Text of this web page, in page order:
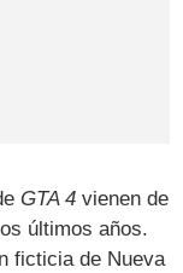
GTA 4 vienen de
últimos años.
ficticia de Nueva